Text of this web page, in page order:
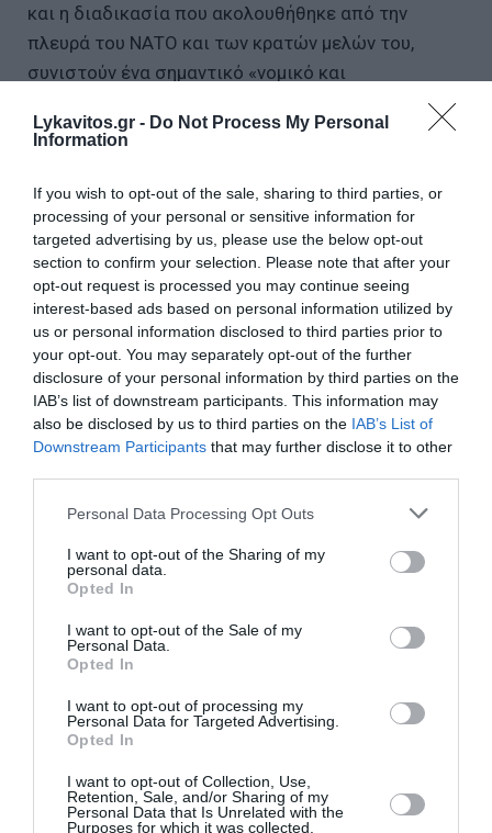
Lykavitos.gr - Do Not Process My Personal
Information
If you wish to opt-out of the sale, sharing to third parties, or
processing of your personal or sensitive information for
targeted advertising by us, please use the below opt-out
section to confirm your selection. Please note that after your
opt-out request is processed you may continue seeing
interest-based ads based on personal information utilized by
us or personal information disclosed to third parties prior to
your opt-out. You may separately opt-out of the further
disclosure of your personal information by third parties on the
IAB’s list of downstream participants. This information may
also be disclosed by us to third parties on the IAB’s List of
Downstream Participants that may further disclose it to other
Please note that this website/app uses one or more Google
not limited to your visit or usage behaviour. You may click to
grant or deny consent to Google and its third-party tags to
use your data for below specified purposes in below Google
consent section.
Personal Data Processing Opt Outs
I want to opt-out of the Sharing of my
personal data.
Opted In
I want to opt-out of the Sale of my
Personal Data.
Opted In
I want to opt-out of processing my
Personal Data for Targeted Advertising.
Opted In
I want to opt-out of Collection, Use,
Retention, Sale, and/or Sharing of my
Personal Data that Is Unrelated with the
Purposes for which it was collected.
και η διαδικασία που ακολουθήθηκε από την
πλευρά του ΝΑΤΟ και των κρατών μελών του,
συνιστούν ένα σημαντικό «νομικό και
αυτό μπορεί να αξιοποιηθεί από την Ελλάδα, ως
νομιμοποίησης και της τεκμηρίωσης των δικών
της ενεργειών, σε περίπτωση σοβαρής
παραβίασης του εθνικού της εναέριου χώρου.
Σε ένα αντίστοιχο περιστατικό, όπως σε
περίπτωση παραβίασης του ελληνικού εναέριου
χώρου από τρίτα αεροσκάφη ή drones, η Ελλάδα θα
διαθέτει τα απαραίτητα θεσμικά και νομικά
εργαλεία για την προστασία της εθνικής της
κυριαρχίας.
Ταυτόχρονα, η χώρα μπορεί να συντονιστεί με τους
συλλογική αντίδραση, διασφαλίζοντας ότι κάθε
ενέργειά της θα είναι νομικά τεκμηριωμένη,
συντονισμένη και προσαρμοσμένη στις διεθνείς
διαδικασίες.
Το πλαίσιο αυτό, παρέχει ασφάλεια και
νομιμοποίηση στη λήψη αποφάσεων, χωρίς να
δεσμεύει προκαταβολικά σε συγκεκριμένες
ενέργειες ή στρατιωτικά μέτρα.